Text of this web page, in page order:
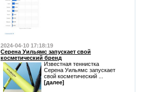
2024-04-10 17:18:19
Серена Уильямс запускает свой
косметический бренд
Известная теннистка
Серена Уильямс запускает
свой косметический ...
[далее]